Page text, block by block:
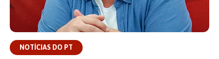
NOTÍCIAS DO PT